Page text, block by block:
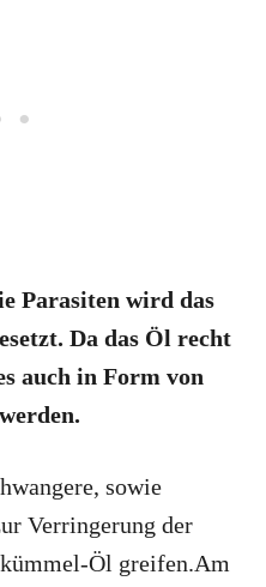
Parasiten wird das
Da das Öl recht
auch in Form von
sowie
Verringerung der
Öl greifen.Am